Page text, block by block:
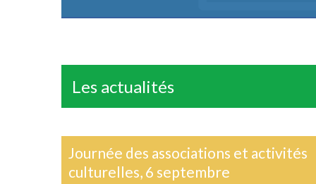
Les actualités
Journée des associations et activités
culturelles, 6 septembre